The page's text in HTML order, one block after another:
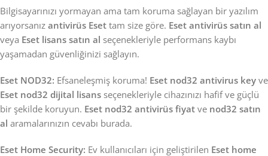
Bilgisayarınızı yormayan ama tam koruma sağlayan bir yazılım
arıyorsanız antivirüs Eset tam size göre. Eset antivirüs satın al
veya Eset lisans satın al seçenekleriyle performans kaybı
yaşamadan güvenliğinizi sağlayın.
Eset NOD32: Efsaneleşmiş koruma! Eset nod32 antivirus key ve
Eset nod32 dijital lisans seçenekleriyle cihazınızı hafif ve güçlü
bir şekilde koruyun. Eset nod32 antivirüs fiyat ve nod32 satın
al aramalarınızın cevabı burada.
Eset Home Security: Ev kullanıcıları için geliştirilen Eset home